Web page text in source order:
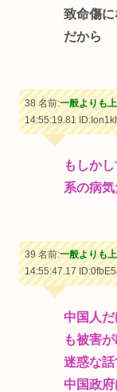
致命傷
だから
38 名前:一般よりも
14:55:19.81
もしか
系の病
39 名前:一般よりも
14:55:47.17
中国人
も被害
迷惑な話
中国政